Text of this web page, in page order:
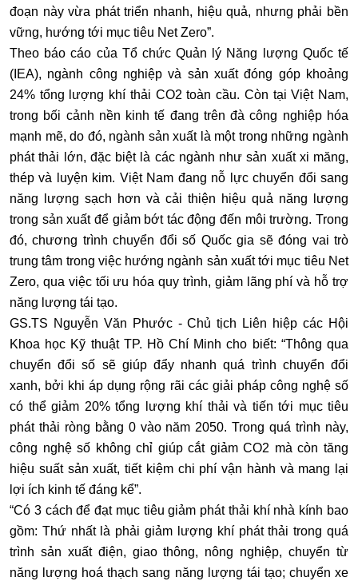
đoạn này vừa phát triển nhanh, hiệu quả, nhưng phải bền
vững, hướng tới mục tiêu Net Zero”.
Theo báo cáo của Tổ chức Quản lý Năng lượng Quốc tế
(IEA), ngành công nghiệp và sản xuất đóng góp khoảng
24% tổng lượng khí thải CO2 toàn cầu. Còn tại Việt Nam,
trong bối cảnh nền kinh tế đang trên đà công nghiệp hóa
mạnh mẽ, do đó, ngành sản xuất là một trong những ngành
phát thải lớn, đặc biệt là các ngành như sản xuất xi măng,
thép và luyện kim. Việt Nam đang nỗ lực chuyển đổi sang
năng lượng sạch hơn và cải thiện hiệu quả năng lượng
trong sản xuất để giảm bớt tác động đến môi trường. Trong
đó, chương trình chuyển đổi số Quốc gia sẽ đóng vai trò
trung tâm trong việc hướng ngành sản xuất tới mục tiêu Net
Zero, qua việc tối ưu hóa quy trình, giảm lãng phí và hỗ trợ
năng lượng tái tạo.
GS.TS Nguyễn Văn Phước - Chủ tịch Liên hiệp các Hội
Khoa học Kỹ thuật TP. Hồ Chí Minh cho biết: “Thông qua
chuyển đổi số sẽ giúp đẩy nhanh quá trình chuyển đổi
xanh, bởi khi áp dụng rộng rãi các giải pháp công nghệ số
có thể giảm 20% tổng lượng khí thải và tiến tới mục tiêu
phát thải ròng bằng 0 vào năm 2050. Trong quá trình này,
công nghệ số không chỉ giúp cắt giảm CO2 mà còn tăng
hiệu suất sản xuất, tiết kiệm chi phí vận hành và mang lại
lợi ích kinh tế đáng kể”.
“Có 3 cách để đạt mục tiêu giảm phát thải khí nhà kính bao
gồm: Thứ nhất là phải giảm lượng khí phát thải trong quá
trình sản xuất điện, giao thông, nông nghiệp, chuyển từ
năng lượng hoá thạch sang năng lượng tái tạo; chuyển xe